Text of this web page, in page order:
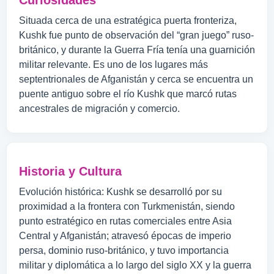
Situada cerca de una estratégica puerta fronteriza,
Kushk fue punto de observación del “gran juego” ruso-
británico, y durante la Guerra Fría tenía una guarnición
militar relevante. Es uno de los lugares más
septentrionales de Afganistán y cerca se encuentra un
puente antiguo sobre el río Kushk que marcó rutas
ancestrales de migración y comercio.
Historia y Cultura
Evolución histórica: Kushk se desarrolló por su
proximidad a la frontera con Turkmenistán, siendo
punto estratégico en rutas comerciales entre Asia
Central y Afganistán; atravesó épocas de imperio
persa, dominio ruso-británico, y tuvo importancia
militar y diplomática a lo largo del siglo XX y la guerra